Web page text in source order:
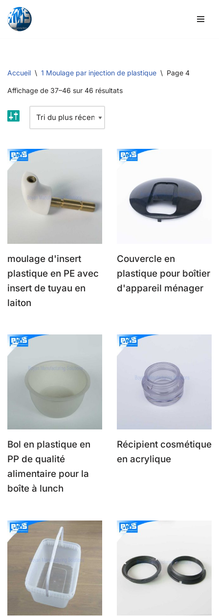
Skip
Accueil \ 1 Moulage par injection de plastique \ Page 4
Affichage de 37–46 sur 46 résultats
moulage d'insert
plastique en PE avec
insert de tuyau en
laiton
Couvercle en
plastique pour boîtier
d'appareil ménager
Bol en plastique en
PP de qualité
alimentaire pour la
boîte à lunch
Récipient cosmétique
en acrylique